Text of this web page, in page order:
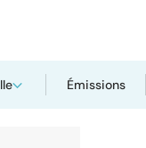
Émissions